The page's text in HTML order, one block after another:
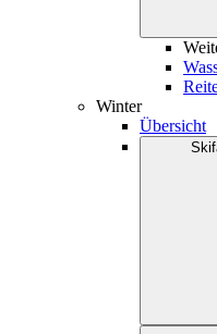
Winter
Übersicht